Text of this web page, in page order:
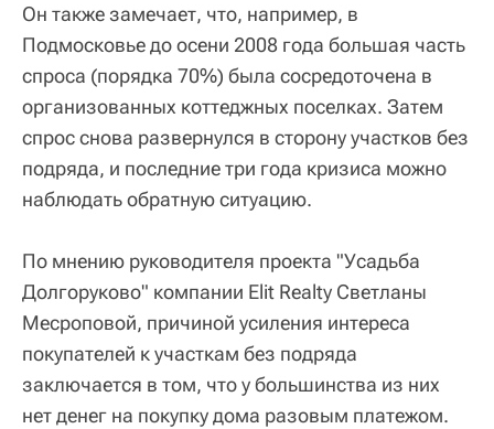
Он также замечает, что, например, в
Подмосковье до осени 2008 года большая часть
спроса (порядка 70%) была сосредоточена в
организованных коттеджных поселках. Затем
спрос снова развернулся в сторону участков без
подряда, и последние три года кризиса можно
наблюдать обратную ситуацию.
По мнению руководителя проекта "Усадьба
Долгоруково" компании Elit Realty Светланы
Месроповой, причиной усиления интереса
покупателей к участкам без подряда
заключается в том, что у большинства из них
нет денег на покупку дома разовым платежом.